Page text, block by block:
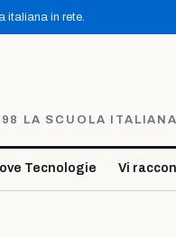
italiana in rete.
LA SCUOLA
Tecnologie Vi